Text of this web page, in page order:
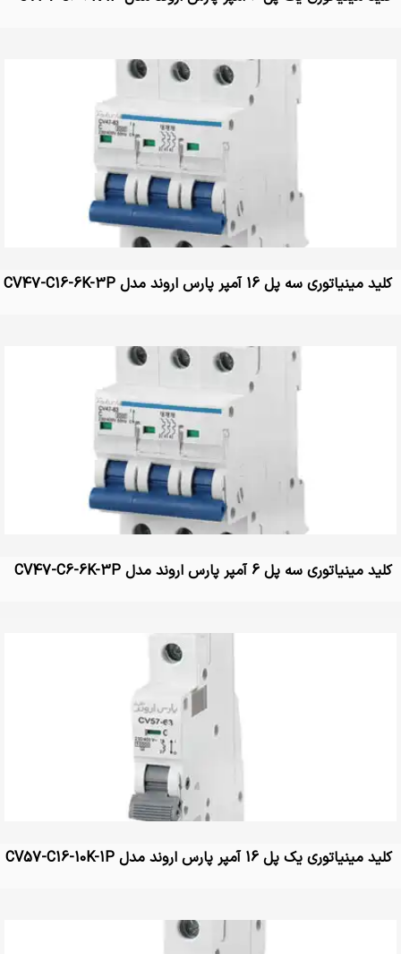
کلید مینیاتوری سه پل 16 آمپر پارس اروند مدل CV47-C16-6K-3P
کلید مینیاتوری سه پل 6 آمپر پارس اروند مدل CV47-C6-6K-3P
کلید مینیاتوری یک پل 16 آمپر پارس اروند مدل CV57-C16-10K-1P